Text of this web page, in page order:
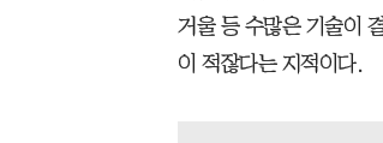
거울 등 수많은 기술이
이 적잖다는 지적이다.